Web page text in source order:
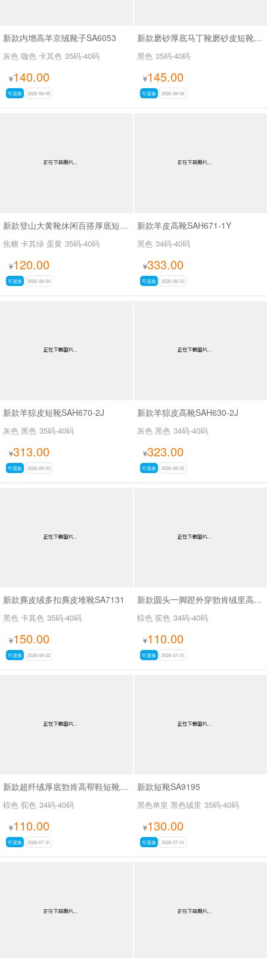
新款内增高羊京绒靴子SA6053
灰色 咖色 卡其色 35码-40码
¥140.00
可退换 2026-08-05
新款磨砂厚底马丁靴磨砂皮短靴SA7062
黑色 35码-40码
¥145.00
可退换 2026-08-04
新款登山大黄靴休闲百搭厚底短靴马丁靴SA2676
焦糖 卡其绿 蛋黄 35码-40码
¥120.00
可退换 2026-08-04
新款羊皮高靴SAH671-1Y
黑色 34码-40码
¥333.00
可退换 2026-08-03
新款羊猄皮短靴SAH670-2J
灰色 黑色 35码-40码
¥313.00
可退换 2026-08-03
新款羊猄皮高靴SAH630-2J
灰色 黑色 34码-40码
¥323.00
可退换 2026-08-03
新款麂皮绒多扣麂皮堆靴SA7131
黑色 卡其色 35码-40码
¥150.00
可退换 2026-08-02
新款圆头一脚蹬外穿勃肯绒里高帮鞋SA9109
棕色 驼色 34码-40码
¥110.00
可退换 2026-07-31
新款超纤绒厚底勃肯高帮鞋短靴SA9116
棕色 驼色 34码-40码
¥110.00
可退换 2026-07-31
新款短靴SA9195
黑色单里 黑色绒里 35码-40码
¥130.00
可退换 2026-07-31